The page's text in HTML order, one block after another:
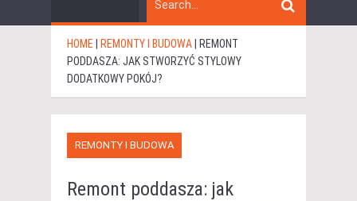
HOME REMONTY I BUDOWA
REMONT
PODDASZA: JAK STWORZYĆ STYLOWY
DODATKOWY POKÓJ?
REMONTY I BUDOWA
Remont poddasza: jak